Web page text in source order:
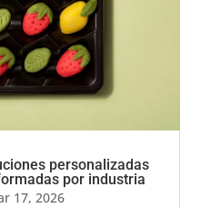
personalizadas
por industria
17, 2026